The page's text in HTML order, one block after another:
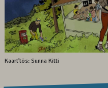
Kaartʼtõs: Sunna Kitti